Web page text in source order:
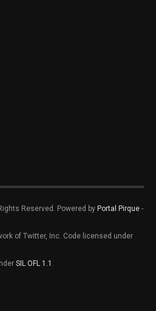
Reserved. Powered by Portal Pirque -
of Twitter, Inc. Code licensed under
SIL OFL 1.1 .